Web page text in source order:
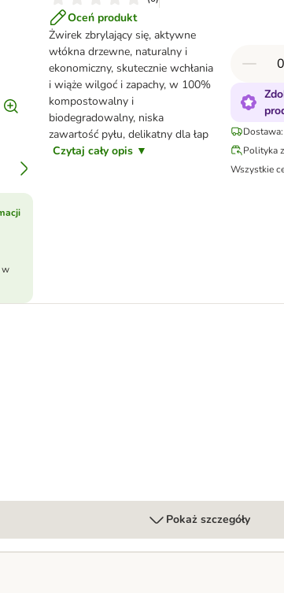
Oceń produkt
Żwirek zbrylający się, aktywne
włókna drzewne, naturalny i
ekonomiczny, skutecznie wchłania
i wiąże wilgoć i zapachy, w 100%
kompostowalny i
biodegradowalny, niska
zawartość pyłu, delikatny dla łap
Czytaj cały opis ▼
w
Polityka
Wszystkie
Pokaż szczegóły